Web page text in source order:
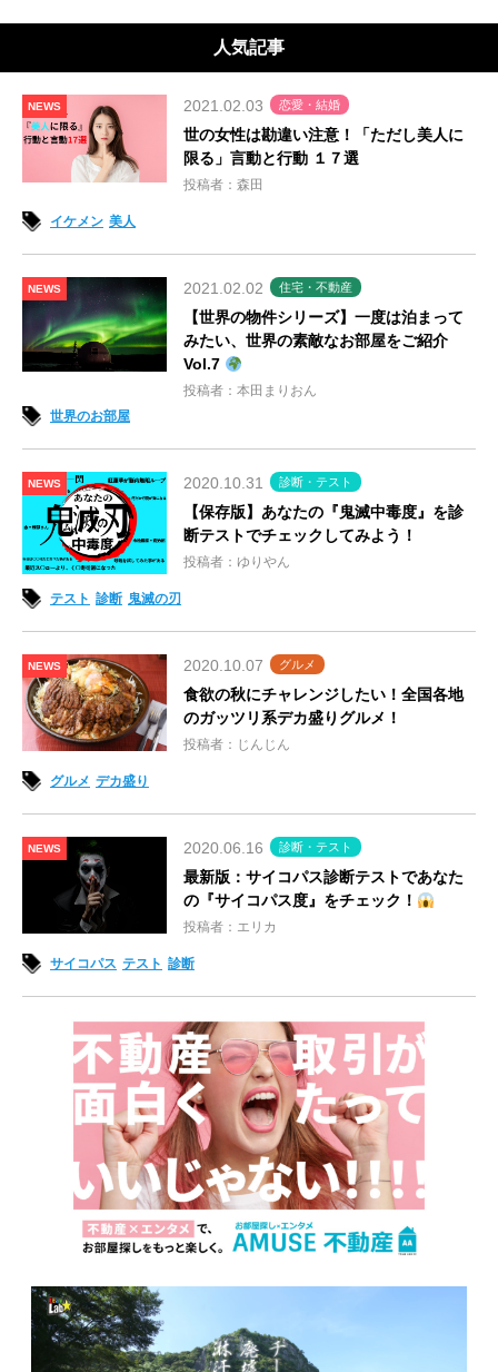
人気記事
NEWS 2021.02.03 恋愛・結婚
世の女性は勘違い注意！「ただし美人に
限る」言動と行動 １７選
投稿者：森田
イケメン 美人
NEWS 2021.02.02 住宅・不動産
【世界の物件シリーズ】一度は泊まって
みたい、世界の素敵なお部屋をご紹介
Vol.7
投稿者：本田まりおん
世界のお部屋
NEWS 2020.10.31 診断・テスト
【保存版】あなたの『鬼滅中毒度』を診
断テストでチェックしてみよう！
投稿者：ゆりやん
テスト 診断 鬼滅の刃
NEWS 2020.10.07 グルメ
食欲の秋にチャレンジしたい！全国各地
のガッツリ系デカ盛りグルメ！
投稿者：じんじん
グルメ デカ盛り
NEWS 2020.06.16 診断・テスト
最新版：サイコパス診断テストであなた
の『サイコパス度』をチェック！
投稿者：エリカ
サイコパス テスト 診断